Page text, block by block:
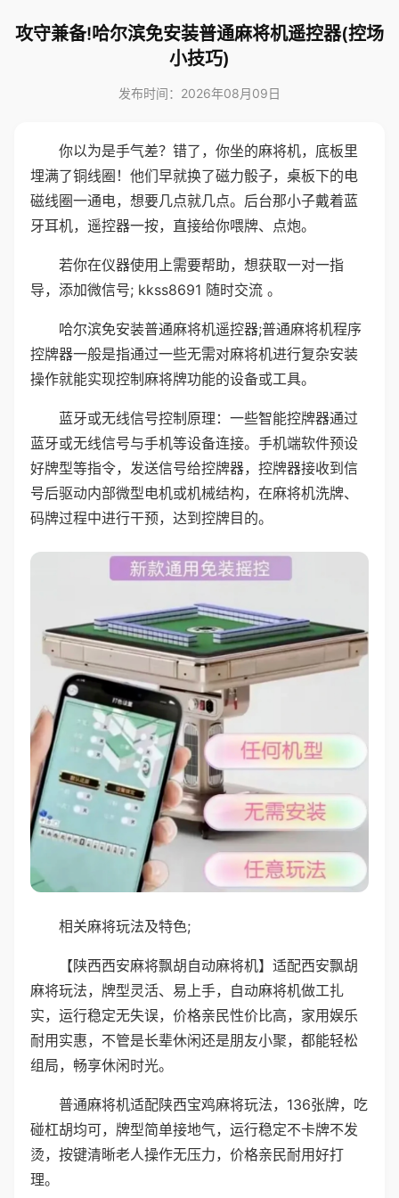
攻守兼备!哈尔滨免安装普通麻将机遥控器(控场
小技巧)
发布时间：2026年08月09日
你以为是手气差？错了，你坐的麻将机，底板里
埋满了铜线圈！他们早就换了磁力骰子，桌板下的电
磁线圈一通电，想要几点就几点。后台那小子戴着蓝
牙耳机，遥控器一按，直接给你喂牌、点炮。
若你在仪器使用上需要帮助，想获取一对一指
导，添加微信号; kkss8691 随时交流 。
哈尔滨免安装普通麻将机遥控器;普通麻将机程序
控牌器一般是指通过一些无需对麻将机进行复杂安装
操作就能实现控制麻将牌功能的设备或工具。
蓝牙或无线信号控制原理：一些智能控牌器通过
蓝牙或无线信号与手机等设备连接。手机端软件预设
好牌型等指令，发送信号给控牌器，控牌器接收到信
号后驱动内部微型电机或机械结构，在麻将机洗牌、
码牌过程中进行干预，达到控牌目的。
相关麻将玩法及特色;
【陕西西安麻将飘胡自动麻将机】适配西安飘胡
麻将玩法，牌型灵活、易上手，自动麻将机做工扎
实，运行稳定无失误，价格亲民性价比高，家用娱乐
耐用实惠，不管是长辈休闲还是朋友小聚，都能轻松
组局，畅享休闲时光。
普通麻将机适配陕西宝鸡麻将玩法，136张牌，吃
碰杠胡均可，牌型简单接地气，运行稳定不卡牌不发
烫，按键清晰老人操作无压力，价格亲民耐用好打
理。